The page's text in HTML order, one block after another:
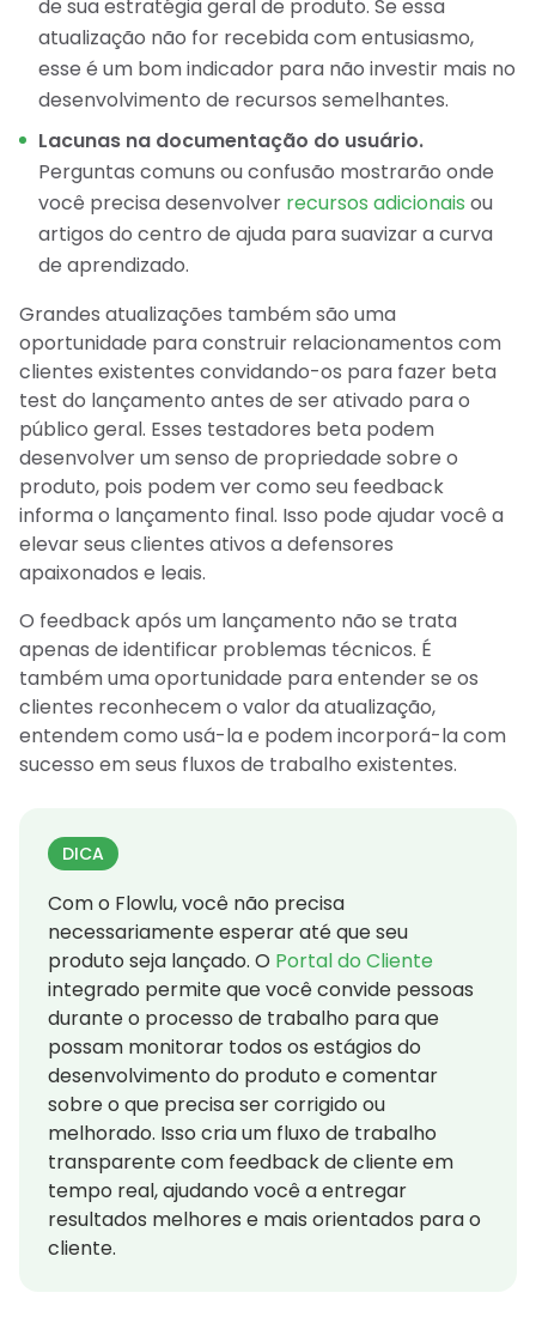
de sua estratégia geral de produto. Se essa
atualização não for recebida com entusiasmo,
esse é um bom indicador para não investir mais no
desenvolvimento de recursos semelhantes.
Lacunas na documentação do usuário.
Perguntas comuns ou confusão mostrarão onde
você precisa desenvolver recursos adicionais ou
artigos do centro de ajuda para suavizar a curva
de aprendizado.
Grandes atualizações também são uma
oportunidade para construir relacionamentos com
clientes existentes convidando-os para fazer beta
test do lançamento antes de ser ativado para o
público geral. Esses testadores beta podem
desenvolver um senso de propriedade sobre o
produto, pois podem ver como seu feedback
informa o lançamento final. Isso pode ajudar você a
elevar seus clientes ativos a defensores
apaixonados e leais.
O feedback após um lançamento não se trata
apenas de identificar problemas técnicos. É
também uma oportunidade para entender se os
clientes reconhecem o valor da atualização,
entendem como usá-la e podem incorporá-la com
sucesso em seus fluxos de trabalho existentes.
DICA
Com o Flowlu, você não precisa
necessariamente esperar até que seu
produto seja lançado. O Portal do Cliente
integrado permite que você convide pessoas
durante o processo de trabalho para que
possam monitorar todos os estágios do
desenvolvimento do produto e comentar
sobre o que precisa ser corrigido ou
melhorado. Isso cria um fluxo de trabalho
transparente com feedback de cliente em
tempo real, ajudando você a entregar
resultados melhores e mais orientados para o
cliente.